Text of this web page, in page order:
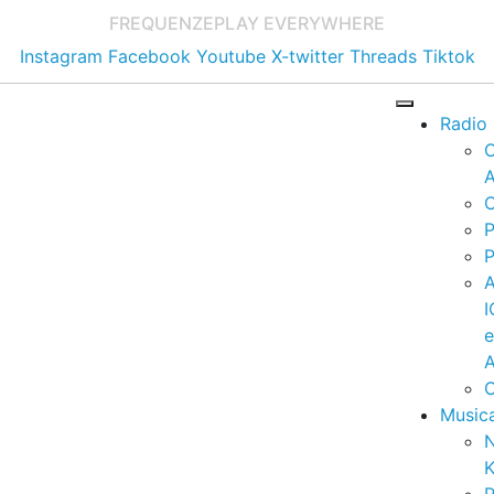
FREQUENZEPLAY EVERYWHERE
Instagram Facebook Youtube X-twitter Threads Tiktok
Radio
e